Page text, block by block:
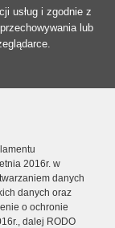
usług i zgodnie z
lub
2016r. w
danych
danych oraz
o ochronie
dalej RODO